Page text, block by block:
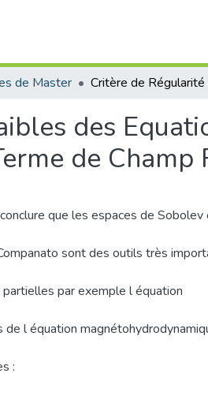
de Master
des
de Champ
que les espaces de
sont des outils très
par exemple l équation
de l équation
: